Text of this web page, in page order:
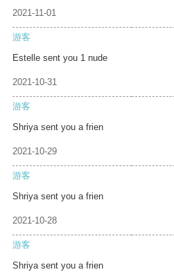
2021-11-01
游客
Estelle sent you 1 nude
2021-10-31
游客
Shriya sent you a frien
2021-10-29
游客
Shriya sent you a frien
2021-10-28
游客
Shriya sent you a frien